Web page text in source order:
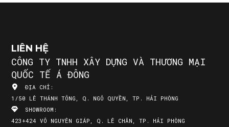
LIÊN HỆ
CÔNG TY TNHH XÂY DỰNG VÀ THƯƠNG MẠI
QUỐC TẾ Á ĐÔNG
ĐỊA CHỈ:
1/50 LÊ THÁNH TÔNG, Q. NGÔ QUYỀN, TP. HẢI PHÒNG
SHOWROOM:
423+424 VÕ NGUYÊN GIÁP, Q. LÊ CHÂN, TP. HẢI PHÒNG